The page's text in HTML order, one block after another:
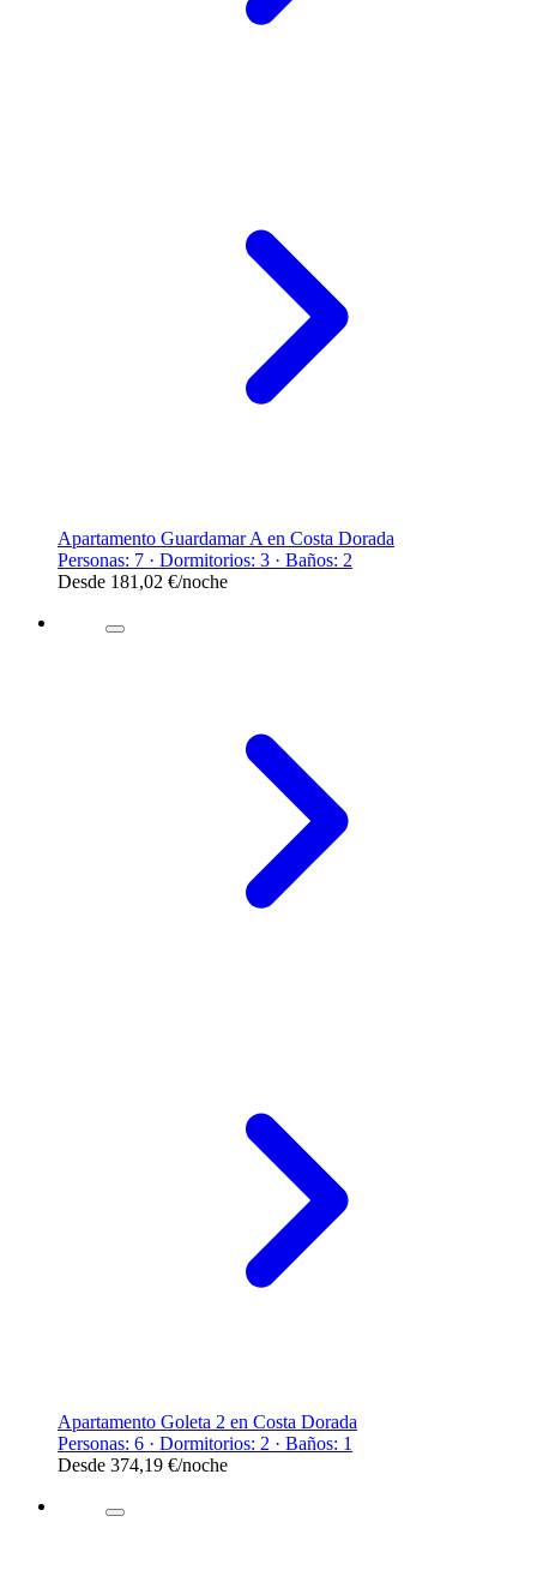
Apartamento Guardamar A en Costa Dorada
Personas: 7 · Dormitorios: 3 · Baños: 2
Desde 181,02 €/noche
Apartamento Goleta 2 en Costa Dorada
Personas: 6 · Dormitorios: 2 · Baños: 1
Desde 374,19 €/noche